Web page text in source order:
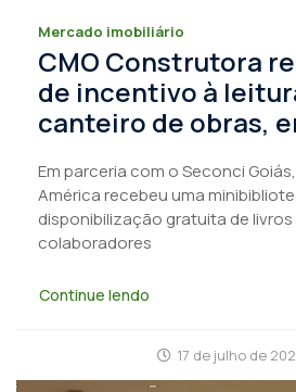
Mercado imobiliário
CMO Construtora
de incentivo à
canteiro de obras,
Em parceria com o Seconci
América recebeu uma
disponibilização gratuita de livros
colaboradores
Continue lendo
17 de julho de